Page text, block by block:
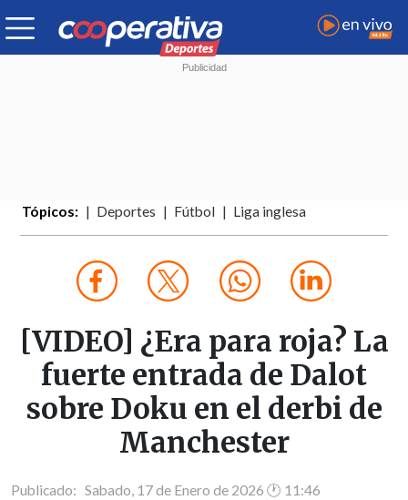
Tópicos: Deportes Fútbol Liga inglesa
[VIDEO] ¿Era para roja? La
fuerte entrada de Dalot
sobre Doku en el derbi de
Manchester
Publicado: Sabado, 17 de Enero de 2026 🕐 11:46